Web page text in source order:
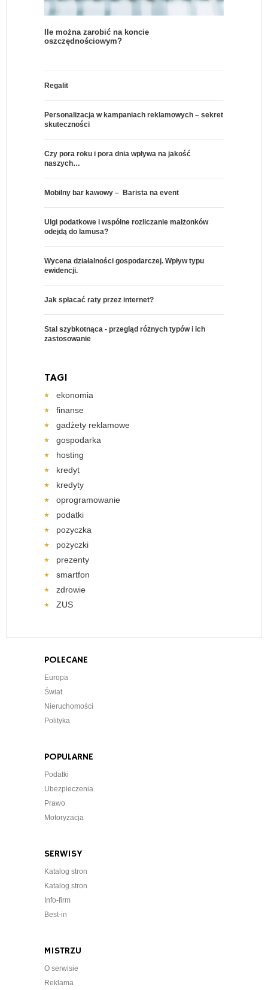
Ile można zarobić na koncie
oszczędnościowym?
Regalit
Personalizacja w kampaniach reklamowych – sekret
skuteczności
Czy pora roku i pora dnia wpływa na jakość
naszych…
Mobilny bar kawowy – Barista na event
Ulgi podatkowe i wspólne rozliczanie małżonków
odejdą do lamusa?
Wycena działalności gospodarczej. Wpływ typu
ewidencji.
Jak spłacać raty przez internet?
Stal szybkotnąca - przegląd różnych typów i ich
zastosowanie
TAGI
ekonomia
finanse
gadżety reklamowe
gospodarka
hosting
kredyt
kredyty
oprogramowanie
podatki
pozyczka
pożyczki
prezenty
smartfon
zdrowie
ZUS
POLECANE
Europa
Świat
Nieruchomości
Polityka
POPULARNE
Podatki
Ubezpieczenia
Prawo
Motoryzacja
SERWISY
Katalog stron
Katalog stron
Info-firm
Best-in
MISTRZU
O serwisie
Reklama